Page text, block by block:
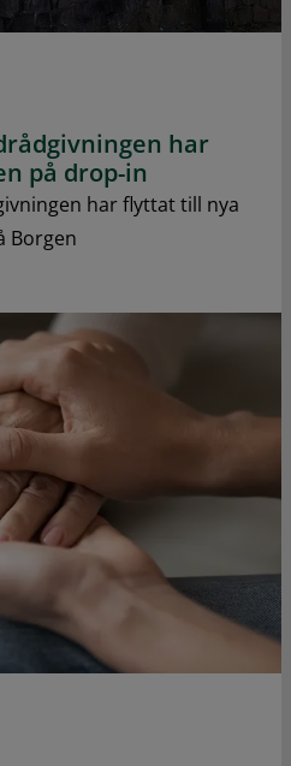
har
på drop-in
har flyttat till nya
Borgen